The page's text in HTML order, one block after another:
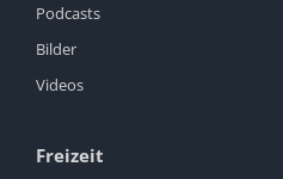
Podcasts
Bilder
Videos
Freizeit